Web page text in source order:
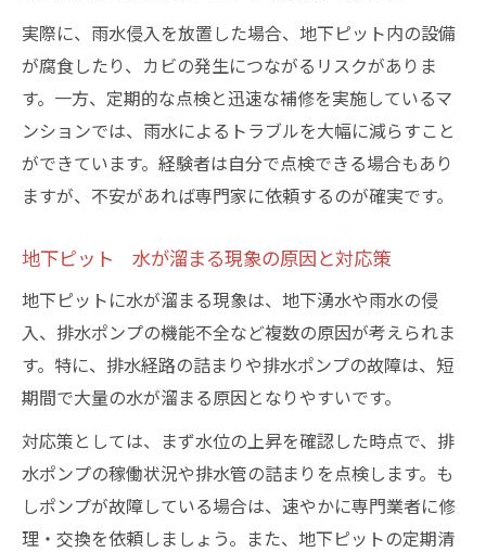
実際に、雨水侵入を放置した場合、地下ピット内の設備
が腐食したり、カビの発生につながるリスクがありま
す。一方、定期的な点検と迅速な補修を実施しているマ
ンションでは、雨水によるトラブルを大幅に減らすこと
ができています。経験者は自分で点検できる場合もあり
ますが、不安があれば専門家に依頼するのが確実です。
地下ピット 水が溜まる現象の原因と対応策
地下ピットに水が溜まる現象は、地下湧水や雨水の侵
入、排水ポンプの機能不全など複数の原因が考えられま
す。特に、排水経路の詰まりや排水ポンプの故障は、短
期間で大量の水が溜まる原因となりやすいです。
対応策としては、まず水位の上昇を確認した時点で、排
水ポンプの稼働状況や排水管の詰まりを点検します。も
しポンプが故障している場合は、速やかに専門業者に修
理・交換を依頼しましょう。また、地下ピットの定期清